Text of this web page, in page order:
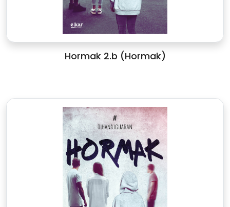
Hormak 2.b (Hormak)